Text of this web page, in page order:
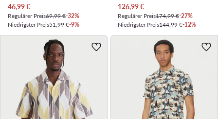
Aktueller Preis
46,99€
Regulärer Preis69,99 €-32%
Niedrigster Preis51,99 €-9%
Aktueller Preis
126,99€
Regulärer Preis174,99 €-27%
Niedrigster Preis144,99 €-12%